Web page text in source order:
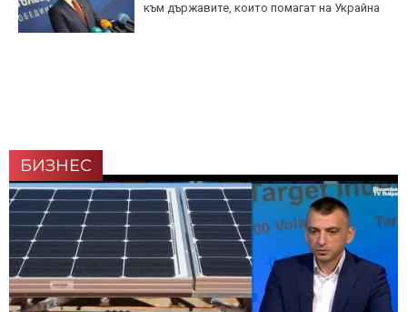
към държавите, които помагат на Украйна
БИЗНЕС